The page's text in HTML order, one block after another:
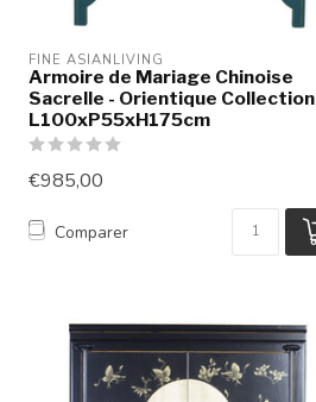
FINE ASIANLIVING
Armoire de Mariage Chinoise
Sacrelle - Orientique Collection
L100xP55xH175cm
€985,00
Comparer